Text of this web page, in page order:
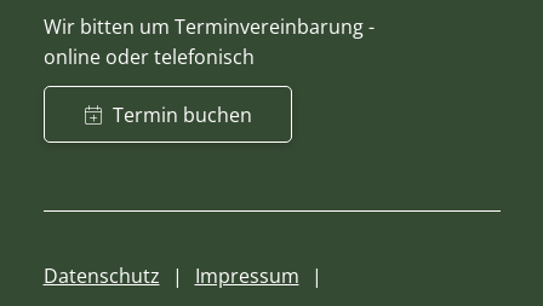
Wir bitten um Terminvereinbarung -
online oder telefonisch
Termin buchen
Datenschutz Impressum